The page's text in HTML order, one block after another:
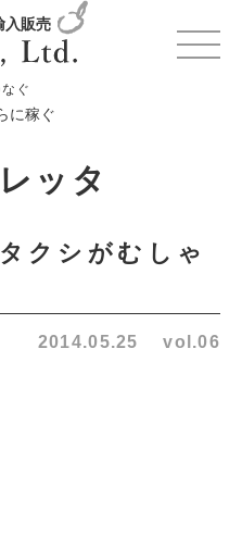
入販売
ぐ
に稼ぐ
ッタ
クシがむしゃ
2014.05.25 vol.06